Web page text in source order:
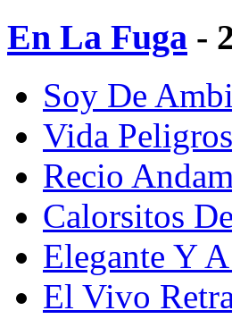
En La Fuga -
Soy De
Vida
Recio
Calorsitos
Elegante Y
El Vivo